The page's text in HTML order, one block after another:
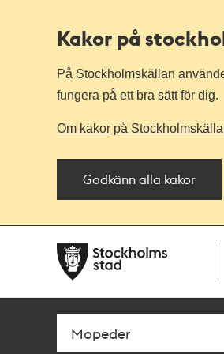
Kakor på
På Stockholmskällan
fungera på ett bra sätt för dig.
Om kakor på
Godkänn alla kakor
navigationen
huvudinnehållet
Sök